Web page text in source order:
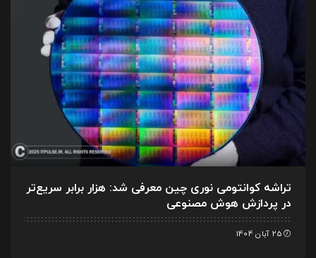
تراشه کوانتومی نوری چین معرفی شد: هزار برابر سریع‌تر
در پردازش هوش مصنوعی
25 آبان 1404